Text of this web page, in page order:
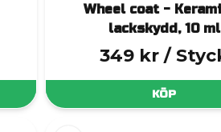
Wheel coat -
lackskydd, 10 ml
349 kr /
KÖP